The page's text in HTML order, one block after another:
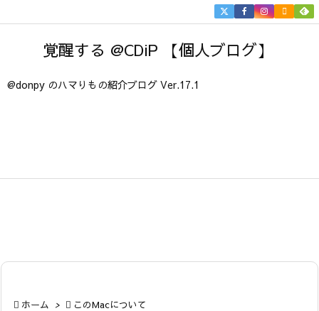
覚醒する @CDiP 【個人ブログ】
@donpy のハマりもの紹介ブログ Ver.17.1


 ホーム >  このMacについて